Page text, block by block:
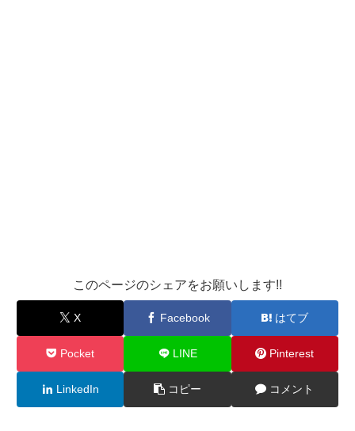
このページのシェアをお願いします!!
X Facebook はてブ
Pocket LINE Pinterest
LinkedIn コピー コメント